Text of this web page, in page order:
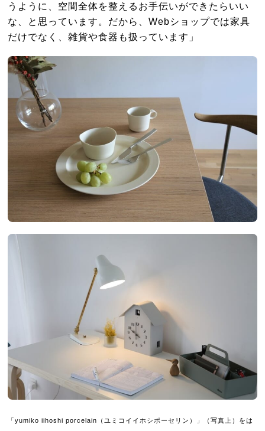
うように、空間全体を整えるお手伝いができたらいい
な、と思っています。だから、Webショップでは家具
だけでなく、雑貨や食器も扱っています」
「yumiko iihoshi porcelain（ユミコイイホシポーセリン）」（写真上）をは